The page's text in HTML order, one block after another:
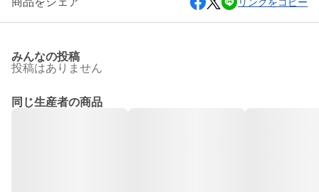
みんなの投稿
投稿はありません
同じ生産者の商品